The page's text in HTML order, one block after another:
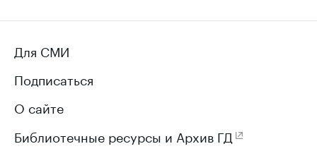
Для СМИ
Подписаться
О сайте
Библиотечные ресурсы и Архив ГД